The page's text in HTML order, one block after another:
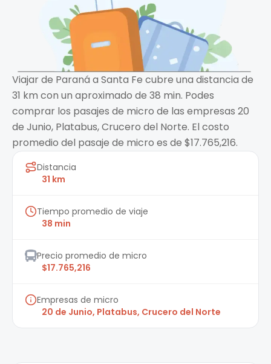
Viajar de Paraná a Santa Fe cubre una distancia de
31 km con un aproximado de 38 min. Podes
comprar los pasajes de micro de las empresas 20
de Junio, Platabus, Crucero del Norte. El costo
promedio del pasaje de micro es de $17.765,216.
Distancia
31 km
Tiempo promedio de viaje
38 min
Precio promedio de micro
$17.765,216
Empresas de micro
20 de Junio, Platabus, Crucero del Norte